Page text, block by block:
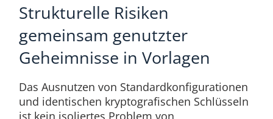
Strukturelle Risiken
gemeinsam genutzter
Geheimnisse in Vorlagen
Das Ausnutzen von Standardkonfigurationen
und identischen kryptografischen Schlüsseln
ist kein isoliertes Problem von